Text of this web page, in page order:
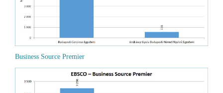
Business Source Premier